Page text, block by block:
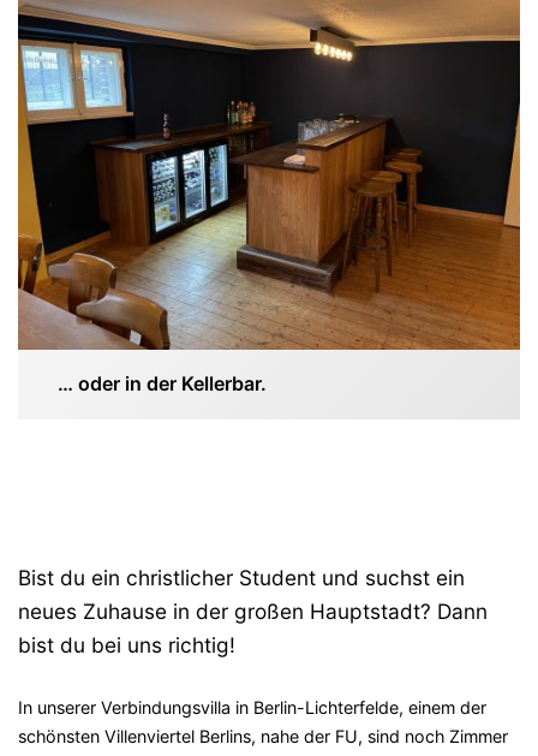
… oder in der Kellerbar.
Bist du ein christlicher Student und suchst ein
neues Zuhause in der großen Hauptstadt? Dann
bist du bei uns richtig!
In unserer Verbindungsvilla in Berlin-Lichterfelde, einem der
schönsten Villenviertel Berlins, nahe der FU, sind noch Zimmer